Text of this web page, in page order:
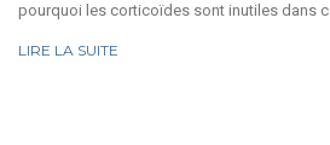
pourquoi les corticoïdes sont inutiles dans
LIRE LA SUITE